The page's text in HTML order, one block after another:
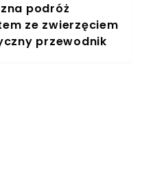
podróż
ze zwierzęciem
przewodnik